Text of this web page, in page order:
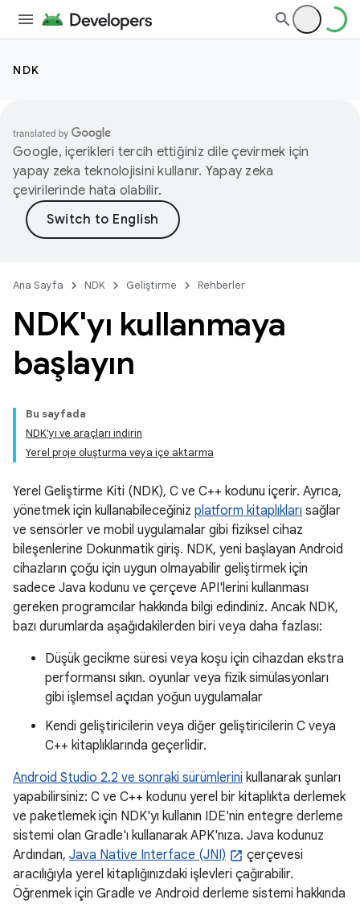
NDK
Google, içerikleri tercih ettiğiniz dile çevirmek için
yapay zeka teknolojisini kullanır. Yapay zeka
çevirilerinde hata olabilir.
Ana Sayfa NDK Geliştirme Rehberler
NDK'yı kullanmaya
başlayın
Bu sayfada
NDK'yı ve araçları indirin
Yerel proje oluşturma veya içe aktarma
Yerel Geliştirme Kiti (NDK), C ve C++ kodunu içerir. Ayrıca,
yönetmek için kullanabileceğiniz platform kitaplıkları sağlar
ve sensörler ve mobil uygulamalar gibi fiziksel cihaz
bileşenlerine Dokunmatik giriş. NDK, yeni başlayan Android
cihazların çoğu için uygun olmayabilir geliştirmek için
sadece Java kodunu ve çerçeve API'lerini kullanması
gereken programcılar hakkında bilgi edindiniz. Ancak NDK,
bazı durumlarda aşağıdakilerden biri veya daha fazlası:
Düşük gecikme süresi veya koşu için cihazdan ekstra
performansı sıkın. oyunlar veya fizik simülasyonları
gibi işlemsel açıdan yoğun uygulamalar
Kendi geliştiricilerin veya diğer geliştiricilerin C veya
C++ kitaplıklarında geçerlidir.
Android Studio 2.2 ve sonraki sürümlerini kullanarak şunları
yapabilirsiniz: C ve C++ kodunu yerel bir kitaplıkta derlemek
ve paketlemek için NDK'yı kullanın IDE'nin entegre derleme
sistemi olan Gradle'ı kullanarak APK'nıza. Java kodunuz
Ardından, Java Native Interface (JNI)
çerçevesi
aracılığıyla yerel kitaplığınızdaki işlevleri çağırabilir.
Öğrenmek için Gradle ve Android derleme sistemi hakkında